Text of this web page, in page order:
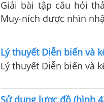
Giải bài tập câu hỏi
Muy-ních được nhìn
Lý thuyết Diễn biến và
Lý thuyết Diễn biến và
Sử dụng lược đồ (hình